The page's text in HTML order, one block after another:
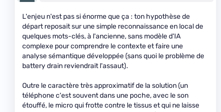
L'enjeu n'est pas si énorme que ça : ton hypothèse de
départ reposait sur une simple reconnaissance en local de
quelques mots-clés, à l'ancienne, sans modèle d'IA
complexe pour comprendre le contexte et faire une
analyse sémantique développée (sans quoi le problème de
battery drain reviendrait l'assaut).
Outre le caractère très approximatif de la solution (un
téléphone c'est souvent dans une poche, avec le son
étouffé, le micro qui frotte contre le tissus et qui ne laisse